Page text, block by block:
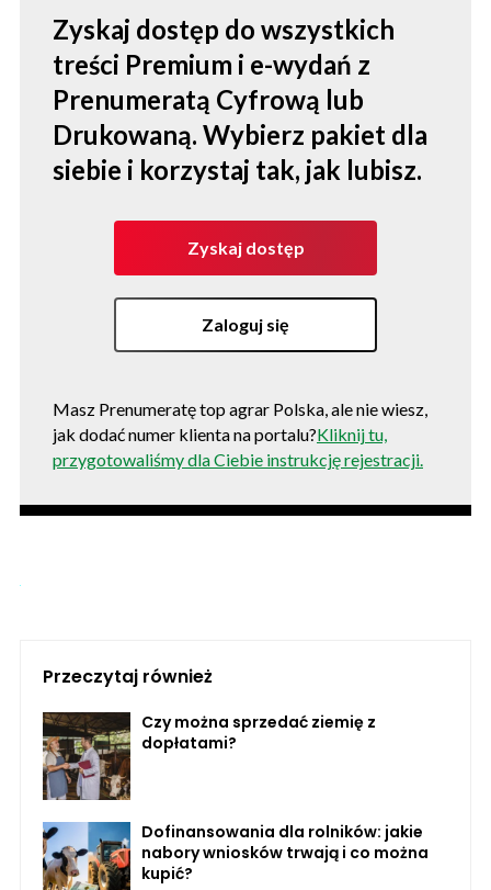
Zyskaj dostęp do wszystkich
treści Premium i e-wydań z
Prenumeratą Cyfrową lub
Drukowaną. Wybierz pakiet dla
siebie i korzystaj tak, jak lubisz.
Zyskaj dostęp
Zaloguj się
Masz Prenumeratę top agrar Polska, ale nie wiesz,
jak dodać numer klienta na portalu?Kliknij tu,
przygotowaliśmy dla Ciebie instrukcję rejestracji.
Przeczytaj również
Czy można sprzedać ziemię z
dopłatami?
Dofinansowania dla rolników: jakie
nabory wniosków trwają i co można
kupić?